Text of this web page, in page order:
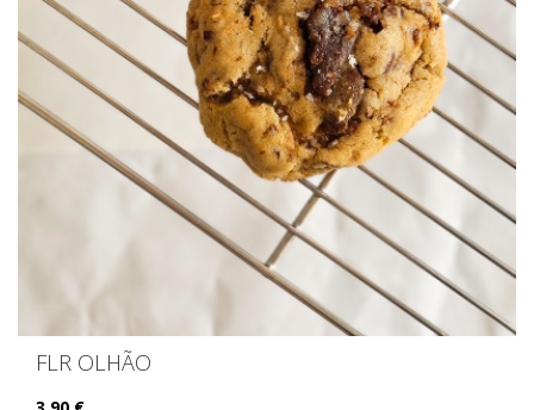
FLR OLHÃO